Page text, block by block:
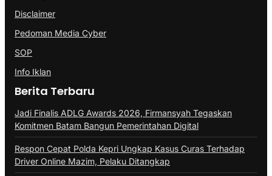
Disclaimer
Pedoman Media Cyber
SOP
Info Iklan
Berita Terbaru
Jadi Finalis ADLG Awards 2026, Firmansyah Tegaskan
Komitmen Batam Bangun Pemerintahan Digital
Respon Cepat Polda Kepri Ungkap Kasus Curas Terhadap
Driver Online Mazim, Pelaku Ditangkap